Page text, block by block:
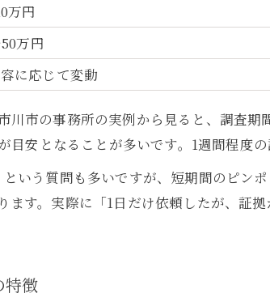
納得できる浮気調査の料金体
浮気調査の料金体系別メ
定額制と時間制の違いを
成功報酬型の特徴と注意点
調査費用の内訳を詳しく
万円
万円
に応じて変動
川市の事務所の実例から見ると、調査
目安となることが多いです。1週間程度
いう質問も多いですが、短期間のピン
ます。実際に「1日だけ依頼したが、証
特徴